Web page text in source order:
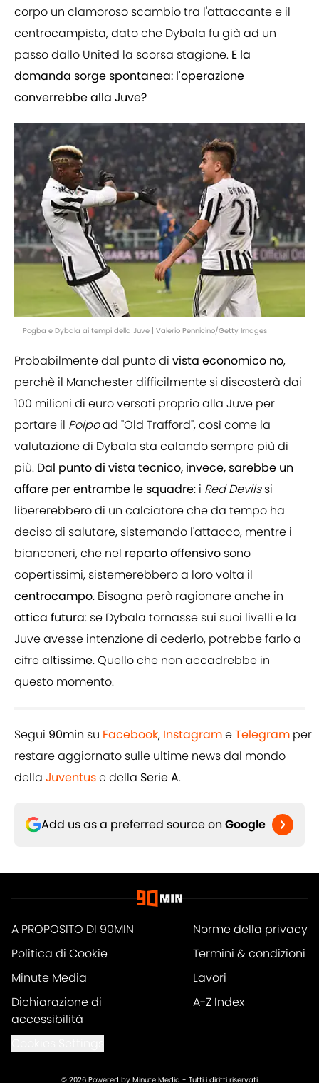
corpo un clamoroso scambio tra l'attaccante e il
centrocampista, dato che Dybala fu già ad un
passo dallo United la scorsa stagione. E la
domanda sorge spontanea: l'operazione
converrebbe alla Juve?
Pogba e Dybala ai tempi della Juve | Valerio Pennicino/Getty Images
Probabilmente dal punto di vista economico no,
perchè il Manchester difficilmente si discosterà dai
100 milioni di euro versati proprio alla Juve per
portare il Polpoad "Old Trafford", così come la
valutazione di Dybala sta calando sempre più di
più. Dal punto di vista tecnico, invece, sarebbe un
affare per entrambe le squadre: i Red Devilssi
libererebbero di un calciatore che da tempo ha
deciso di salutare, sistemando l'attacco, mentre i
bianconeri, che nel repartooffensivo sono
copertissimi, sistemerebbero a loro volta il
centrocampo. Bisogna però ragionare anche in
ottica futura: se Dybala tornasse sui suoi livelli e la
Juve avesse intenzione di cederlo, potrebbe farlo a
cifrealtissime. Quello che non accadrebbe in
questo momento.
Segui 90min su Facebook, InstagrameTelegram per
restare aggiornato sulle ultime news dal mondo
della Juventuse della Serie A.
Add us as a preferred source on Google
A PROPOSITO DI 90MIN
Norme della privacy
Politica di Cookie
Termini & condizioni
Minute Media
Lavori
Dichiarazione di
accessibilità
A-Z Index
© 2026 Powered by Minute Media - Tutti i diritti riservati